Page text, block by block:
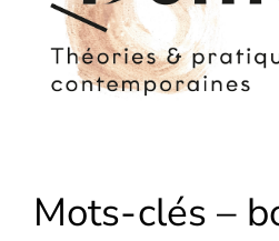
Mots-clés –